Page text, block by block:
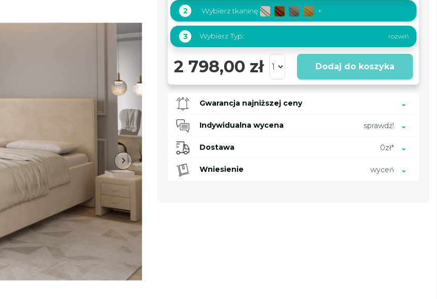
2 Wybierz tkaninę +
3 Wybierz Typ:
2 798,00 zł Dodaj do koszyka
Gwarancja najniższej ceny
Indywidualna wycena sprawdź!
Dostawa 0zł*
Wniesienie wyceń